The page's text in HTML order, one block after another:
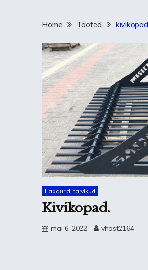
Home Tooted kivikopad
Laadurid, tarvikud
Kivikopad.
mai 6, 2022 vhost2164